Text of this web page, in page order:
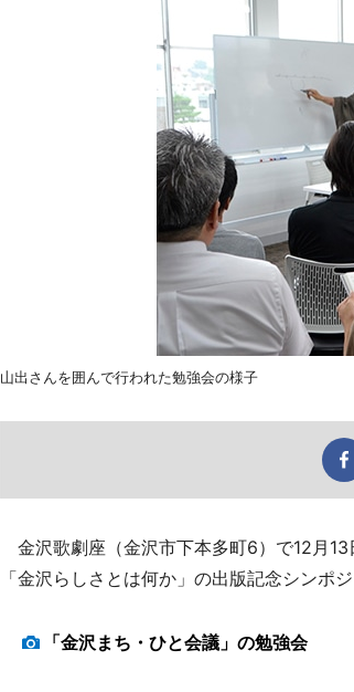
山出さんを囲んで行われた勉強会の様子
金沢歌劇座（金沢市下本多町6）で12月
「金沢らしさとは何か」の出版記念シンポ
「金沢まち・ひと会議」の勉強会